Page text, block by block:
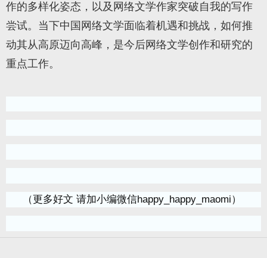
作的多样化姿态，以及网络文学作家突破自我的写作
尝试。当下中国网络文学面临着机遇和挑战，如何推
动其从高原迈向高峰，是今后网络文学创作和研究的
重点工作。
（更多好文 请加小编微信happy_happy_maomi）